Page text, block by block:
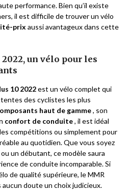
performance. Bien qu’il existe
il est difficile de trouver un vélo
prix aussi avantageux dans cette
2022, un vélo pour les
10 2022est un vélo complet qui
des cyclistes les plus
haut de gamme, son
confort de conduite, il est idéal
compétitions ou simplement pour
au quotidien. Que vous soyez
un débutant, ce modèle saura
de conduite incomparable. Si
de qualité supérieure, le MMR
aucun doute un choix judicieux.